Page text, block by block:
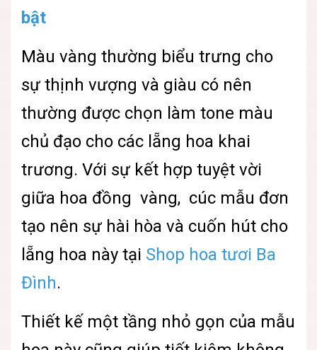
bật
Màu vàng thường biểu trưng cho
sự thịnh vượng và giàu có nên
thường được chọn làm tone màu
chủ đạo cho các lẵng hoa khai
trương. Với sự kết hợp tuyệt vời
giữa hoa đồng vàng, cúc mẫu đơn
tạo nên sự hài hòa và cuốn hút cho
lẵng hoa này tại Shop hoa tươi Ba
Đình.
Thiết kế một tầng nhỏ gọn của mẫu